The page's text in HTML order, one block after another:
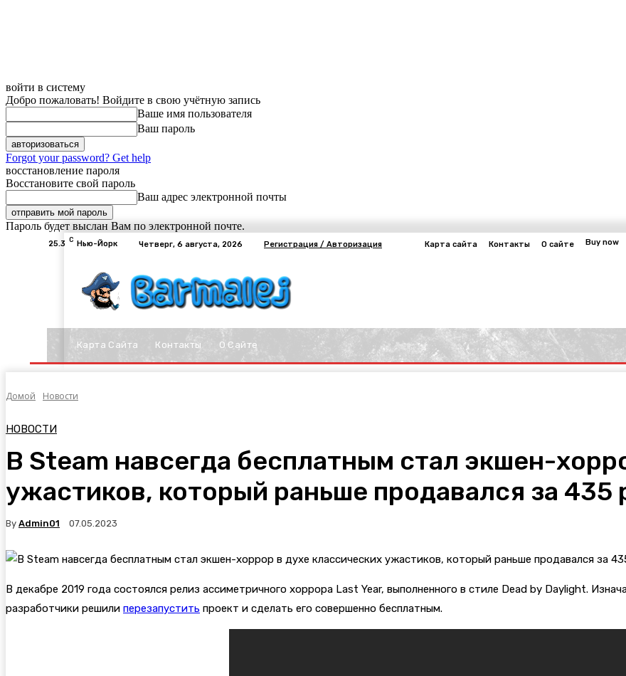
войти в систему
Добро пожаловать! Войдите в свою учётную запись
Ваше имя пользователя
Ваш пароль
Forgot your password? Get help
восстановление пароля
Восстановите свой пароль
Ваш адрес электронной почты
Пароль будет выслан Вам по электронной почте.
25.3 C Нью-Йорк Четверг, 6 августа, 2026 Регистрация / Авторизация Карта сайта Контакты О сайте Buy now
Карта Сайта Контакты О Сайте
Домой Новости
НОВОСТИ
В Steam навсегда бесплатным стал экшен-
ужастиков, который раньше продавался за 435
By Admin01 07.05.2023
В декабре 2019 года состоялся релиз ассиметричного хоррора Last Year, выполненного в стиле Dead by Daylight.
разработчики решили перезапустить проект и сделать его совершенно бесплатным.